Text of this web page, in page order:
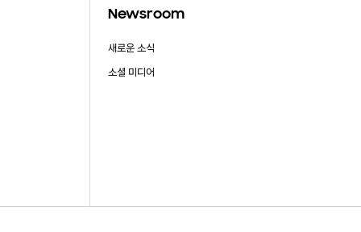
Newsroom
새로운 소식
소셜 미디어